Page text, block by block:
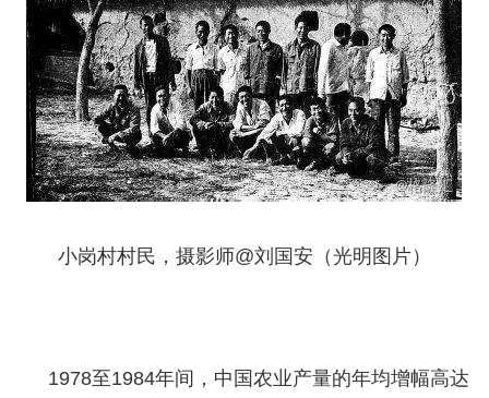
小岗村村民，摄影师@刘国安（光明图片）
1978至1984年间，中国农业产量的年均增幅高达